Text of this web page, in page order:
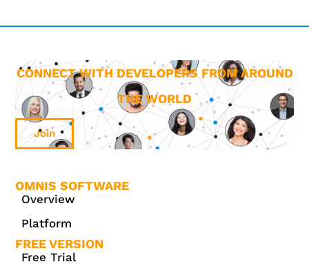
CONNECT WITH DEVELOPERS FROM AROUND
THE WORLD
Join
OMNIS SOFTWARE
Overview
Platform
FREE VERSION
Free Trial